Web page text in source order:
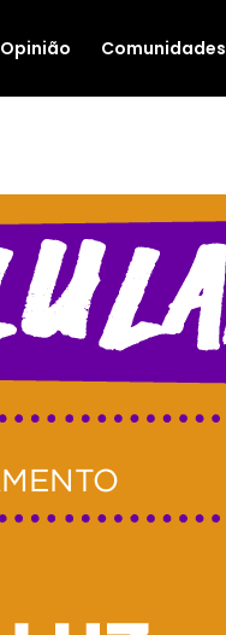
Opinião Comunidades